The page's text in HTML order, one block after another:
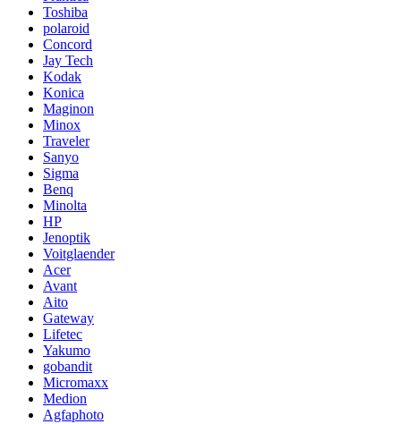
Toshiba
polaroid
Concord
Jay Tech
Kodak
Konica
Maginon
Minox
Traveler
Sanyo
Sigma
Benq
Minolta
HP
Jenoptik
Voitglaender
Acer
Avant
Aito
Gateway
Lifetec
Yakumo
gobandit
Micromaxx
Medion
Agfaphoto